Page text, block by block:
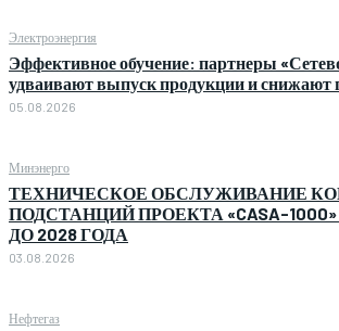
Электроэнергия
Эффективное обучение: партнеры
удваивают выпуск продукции и снижают
05.08.2026
Минэнерго
ТЕХНИЧЕСКОЕ ОБСЛУЖИВАНИЕ
ПОДСТАНЦИЙ ПРОЕКТА «CASA-
ДО 2028 ГОДА
03.08.2026
Нефтегаз